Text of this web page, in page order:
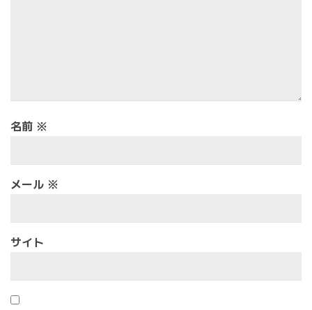
名前 ※
メール ※
サイト